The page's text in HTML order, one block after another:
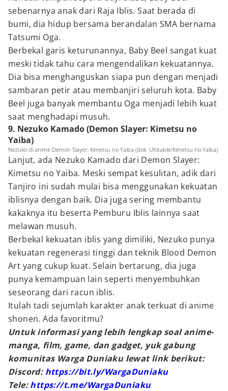
sebenarnya anak dari Raja Iblis. Saat berada di
bumi, dia hidup bersama berandalan SMA bernama
Tatsumi Oga.
Berbekal garis keturunannya, Baby Beel sangat kuat
meski tidak tahu cara mengendalikan kekuatannya.
Dia bisa menghanguskan siapa pun dengan menjadi
sambaran petir atau membanjiri seluruh kota. Baby
Beel juga banyak membantu Oga menjadi lebih kuat
saat menghadapi musuh.
9. Nezuko Kamado (Demon Slayer: Kimetsu no
Yaiba)
Nezuko di anime Demon Slayer: Kimetsu no Yaiba (dok. Ufotable/Kimetsu no Yaiba)
Lanjut, ada Nezuko Kamado dari Demon Slayer:
Kimetsu no Yaiba. Meski sempat kesulitan, adik dari
Tanjiro ini sudah mulai bisa menggunakan kekuatan
iblisnya dengan baik. Dia juga sering membantu
kakaknya itu beserta Pemburu Iblis lainnya saat
melawan musuh.
Berbekal kekuatan iblis yang dimiliki, Nezuko punya
kekuatan regenerasi tinggi dan teknik Blood Demon
Art yang cukup kuat. Selain bertarung, dia juga
punya kemampuan lain seperti menyembuhkan
seseorang dari racun iblis.
Itulah tadi sejumlah karakter anak terkuat di anime
shonen. Ada favoritmu?
Untuk informasi yang lebih lengkap soal anime-
manga, film, game, dan gadget, yuk gabung
komunitas Warga Duniaku lewat link berikut:
Discord: https://bit.ly/WargaDuniaku
Tele:https://t.me/WargaDuniaku